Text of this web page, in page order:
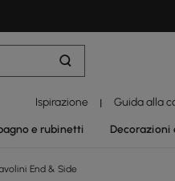
Ispirazione | Guida alla
e rubinetti
End & Side